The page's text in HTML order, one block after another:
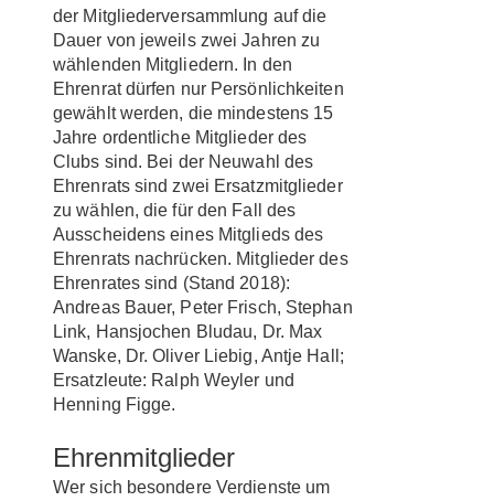
der Mitgliederversammlung auf die
Dauer von jeweils zwei Jahren zu
wählenden Mitgliedern. In den
Ehrenrat dürfen nur Persönlichkeiten
gewählt werden, die mindestens 15
Jahre ordentliche Mitglieder des
Clubs sind. Bei der Neuwahl des
Ehrenrats sind zwei Ersatzmitglieder
zu wählen, die für den Fall des
Ausscheidens eines Mitglieds des
Ehrenrats nachrücken. Mitglieder des
Ehrenrates sind (Stand 2018):
Andreas Bauer, Peter Frisch, Stephan
Link, Hansjochen Bludau, Dr. Max
Wanske, Dr. Oliver Liebig, Antje Hall;
Ersatzleute: Ralph Weyler und
Henning Figge.
Ehrenmitglieder
Wer sich besondere Verdienste um